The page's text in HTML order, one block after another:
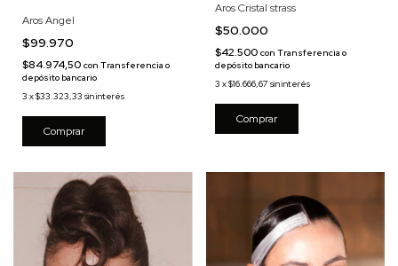
Aros Angel
$99.970
$84.974,50 con Transferencia o
depósito bancario
3 x$33.323,33 sin interés
Aros Cristal strass
$50.000
$42.500 con Transferencia o
depósito bancario
3 x$16.666,67 sin interés